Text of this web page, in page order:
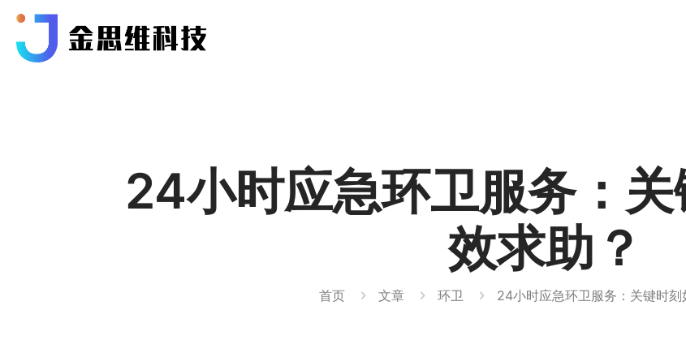
24小时应急环卫服务：
效求助？
首页 文章 环卫 24小时应急环卫服务：关键时刻